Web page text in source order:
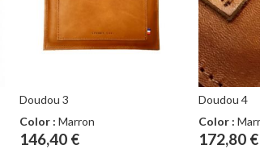
Doudou 3
Color : Marron
146,40 €
Doudou 4
Color :
172,80 €